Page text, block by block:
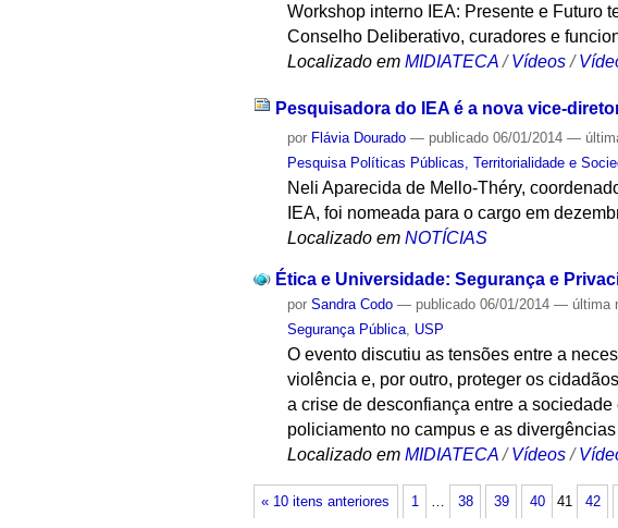
Workshop interno IEA: Presente e Futuro
Conselho Deliberativo, curadores e
Localizado em MIDIATECA /Vídeos /
Pesquisadora do IEA é a nova vice-
por Flávia Dourado — publicado 06/01/2014—
Pesquisa Políticas Públicas, Territorialidade e
Neli Aparecida de Mello-Théry,
IEA, foi nomeada para o cargo em
Localizado em NOTÍCIAS
Ética e Universidade: Segurança e
porSandra Codo — publicado 06/01/2014— última
Segurança Pública, USP
O evento discutiu as tensões entre a
violência e, por outro, proteger os
a crise de desconfiança entre a
policiamento no campus e as
Localizado em MIDIATECA /Vídeos /
« 10 itens anteriores 1 38 39 40 41 42